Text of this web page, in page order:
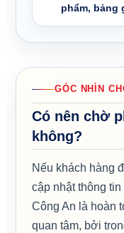
phẩm, bảng
GÓC NHÌN
Có nên chờ
không?
Nếu khách hàng
cập nhật thông
Công An là hoàn
quan tâm, bởi